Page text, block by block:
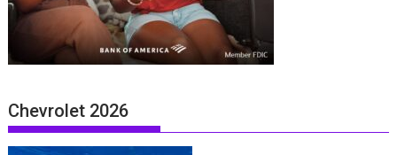
Chevrolet 2026